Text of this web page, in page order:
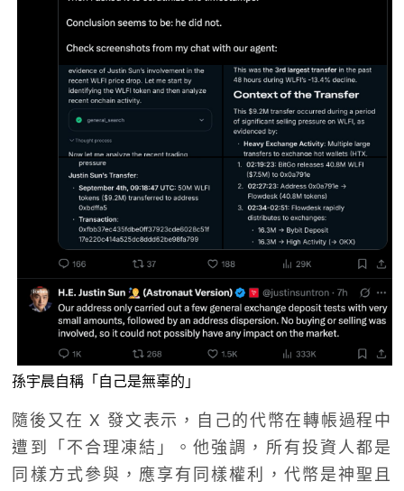
孫宇晨自稱「自己是無辜的」
隨後又在 X 發文表示，自己的代幣在轉帳過程中
遭到「不合理凍結」。他強調，所有投資人都是
同樣方式參與，應享有同樣權利，代幣是神聖且